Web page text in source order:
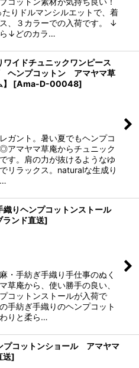
りドルマンシルエットで、着
、３カラーでの入荷です。 ↓
↓どのカラ…
イドチュニックワンピース
ヘンプコットン アマヤマ草
[Ama-D-00048]
ガント。暑い夏でもヘンプコ
アマヤマ草庵からチュニック
す。肩の力が抜けるようなゆ
リラックス。naturalな生成り
りヘンプコットンストール
ンド直送]
・手紡ぎ手織り手仕事のぬく
草庵から、使い勝手の良い、
コットンストールが入荷で
手紡ぎ手織りのヘンプコット
りと柔ら…
コットンショール アマヤマ
送]